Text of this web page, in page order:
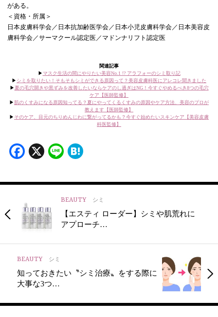
がある。
＜資格・所属＞
日本皮膚科学会／日本抗加齢医学会／日本小児皮膚科学会／日本美容皮
膚科学会／サーマクール認定医／マドンナリフト認定医
関連記事
▶︎マスク生活の間にやりたい美容No.1 !? アラフォーのシミ取り記
▶︎ シミを取りたい！そもそもシミができる原因って？美容皮膚科医にアレコレ聞きました
▶︎夏の毛穴開きや黒ずみを改善したいならケアのし過ぎはNG！今すぐやめるべき8つの毛穴
ケア【医師監修】
▶︎ 肌のくすみになる原因知ってる？夏にやってくるくすみの原因やケア方法、美容のプロが
教えます【医師監修】
▶︎ そのケア、目元のちりめんじわに繋がってるかも？今すぐ始めたいスキンケア【美容皮膚
科医監修】
Facebook
X Line
BEAUTY シミ
【エスティ ローダー】シミや肌荒れに
アプローチ…
BEAUTY シミ
知っておきたい〝シミ治療〟をする際に
大事な3つ…